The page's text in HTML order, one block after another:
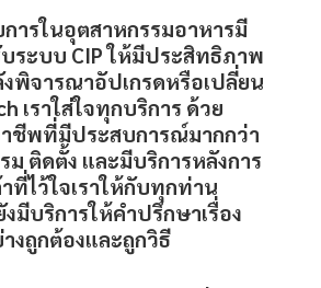
ารในอุตสาหกรรมอาหารมี
ระบบ CIPให้มีประสิทธิภาพ
พิจารณาอัปเกรดหรือเปลี่ยน
เราใส่ใจทุกบริการ ด้วย
ชีพที่มีประสบการณ์มากกว่า
ม ติดตั้ง และมีบริการหลังการ
ที่ไว้ใจเราให้กับทุกท่าน
มีบริการให้คำปรึกษาเรื่อง
งถูกต้องและถูกวิธี